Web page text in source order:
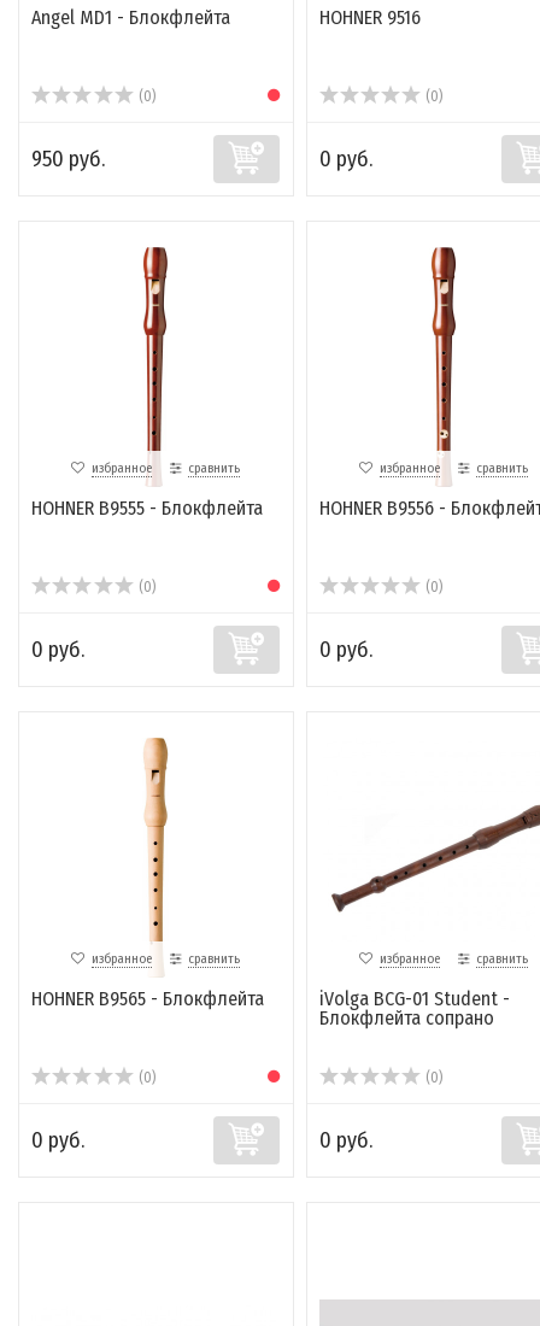
Angel MD1 - Блокфлейта
(0)
950 руб.
HOHNER 9516
(0)
0 руб.
избранное сравнить
HOHNER B9555 - Блокфлейта
(0)
0 руб.
избранное сравнить
HOHNER B9556 -
(0)
0 руб.
избранное сравнить
HOHNER B9565 - Блокфлейта
(0)
0 руб.
избранное сравнить
iVolga BCG-01 Student -
Блокфлейта сопрано
(0)
0 руб.